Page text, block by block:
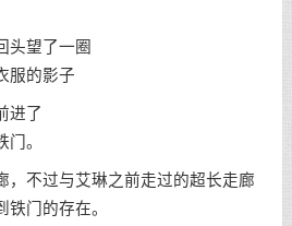
头望了一圈
服的影子
进了
。
，不过与艾琳之前走过的超长走廊
门的存在。